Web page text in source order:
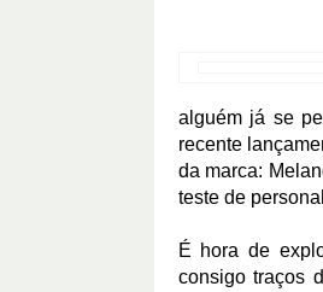
alguém já se
recente
da marca:
teste de
É hora de
consigo traços